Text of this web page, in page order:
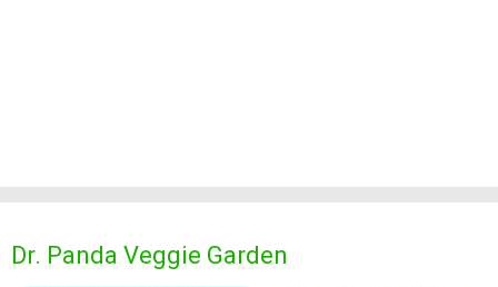
Dr. Panda Veggie Garden